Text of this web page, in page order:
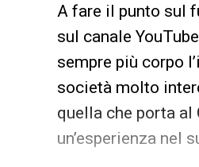
A fare il punto sul
sul canale
sempre più corpo
società molto
quella che porta
un’esperienza nel